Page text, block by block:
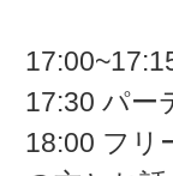
17:30 パー
18:00 フリ